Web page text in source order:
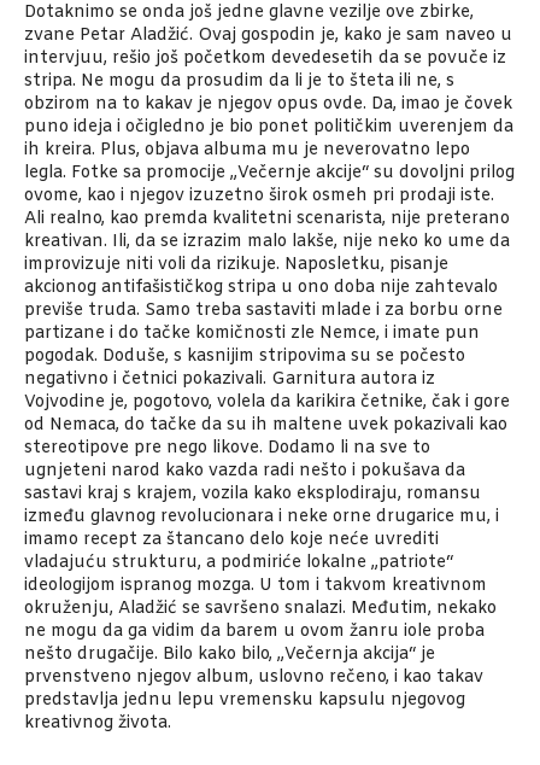
Dotaknimo se onda još jedne glavne vezilje ove zbirke,
zvane Petar Aladžić. Ovaj gospodin je, kako je sam naveo u
intervjuu, rešio još početkom devedesetih da se povuče iz
stripa. Ne mogu da prosudim da li je to šteta ili ne, s
obzirom na to kakav je njegov opus ovde. Da, imao je čovek
puno ideja i očigledno je bio ponet političkim uverenjem da
ih kreira. Plus, objava albuma mu je neverovatno lepo
legla. Fotke sa promocije „Večernje akcije“ su dovoljni prilog
ovome, kao i njegov izuzetno širok osmeh pri prodaji iste.
Ali realno, kao premda kvalitetni scenarista, nije preterano
kreativan. Ili, da se izrazim malo lakše, nije neko ko ume da
improvizuje niti voli da rizikuje. Naposletku, pisanje
akcionog antifašističkog stripa u ono doba nije zahtevalo
previše truda. Samo treba sastaviti mlade i za borbu orne
partizane i do tačke komičnosti zle Nemce, i imate pun
pogodak. Doduše, s kasnijim stripovima su se počesto
negativno i četnici pokazivali. Garnitura autora iz
Vojvodine je, pogotovo, volela da karikira četnike, čak i gore
od Nemaca, do tačke da su ih maltene uvek pokazivali kao
stereotipove pre nego likove. Dodamo li na sve to
ugnjeteni narod kako vazda radi nešto i pokušava da
sastavi kraj s krajem, vozila kako eksplodiraju, romansu
između glavnog revolucionara i neke orne drugarice mu, i
imamo recept za štancano delo koje neće uvrediti
vladajuću strukturu, a podmiriće lokalne „patriote“
ideologijom ispranog mozga. U tom i takvom kreativnom
okruženju, Aladžić se savršeno snalazi. Međutim, nekako
ne mogu da ga vidim da barem u ovom žanru iole proba
nešto drugačije. Bilo kako bilo, „Večernja akcija“ je
prvenstveno njegov album, uslovno rečeno, i kao takav
predstavlja jednu lepu vremensku kapsulu njegovog
kreativnog života.